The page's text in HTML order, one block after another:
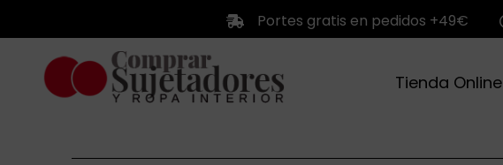
contenido
Portes gratis en pedidos +49€
Tienda Online